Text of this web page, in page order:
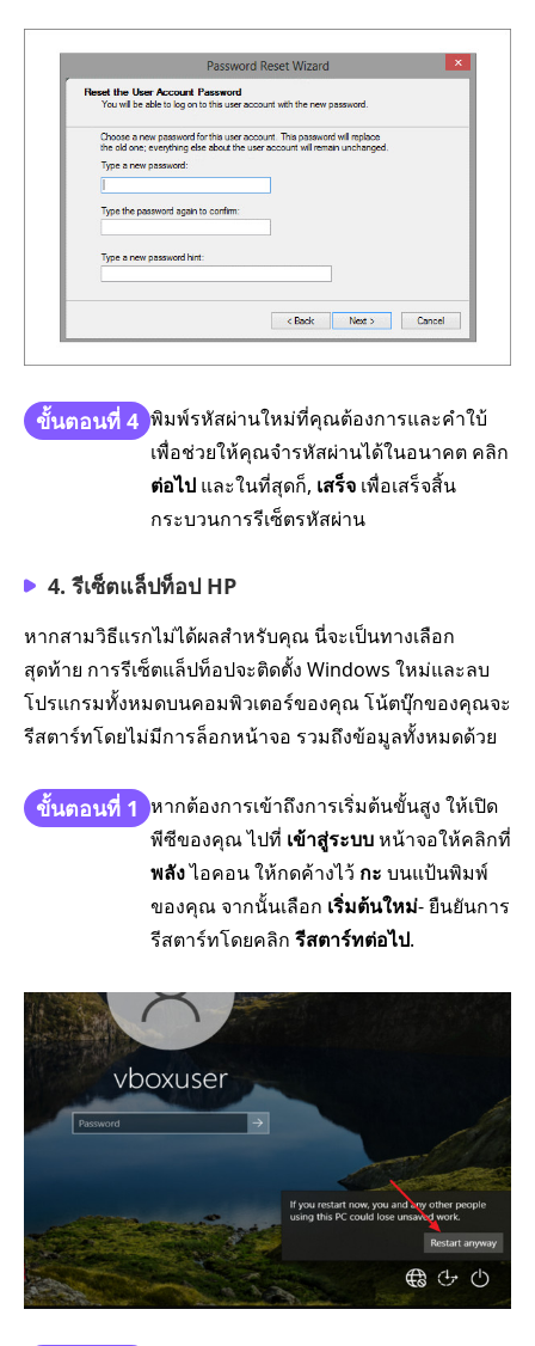
ขั้นตอนที่ 4 พิมพ์รหัสผ่านใหม่ที่คุณต้องการและคำใบ้
เพื่อช่วยให้คุณจำรหัสผ่านได้ในอนาคต คลิก
ต่อไป และในที่สุดก็, เสร็จ เพื่อเสร็จสิ้น
กระบวนการรีเซ็ตรหัสผ่าน
4. รีเซ็ตแล็ปท็อป HP
หากสามวิธีแรกไม่ได้ผลสำหรับคุณ นี่จะเป็นทางเลือก
สุดท้าย การรีเซ็ตแล็ปท็อปจะติดตั้ง Windows ใหม่และลบ
โปรแกรมทั้งหมดบนคอมพิวเตอร์ของคุณ โน้ตบุ๊กของคุณจะ
รีสตาร์ทโดยไม่มีการล็อกหน้าจอ รวมถึงข้อมูลทั้งหมดด้วย
ขั้นตอนที่ 1 หากต้องการเข้าถึงการเริ่มต้นขั้นสูง ให้เปิด
พีซีของคุณ ไปที่ เข้าสู่ระบบหน้าจอให้คลิกที่
พลังไอคอน ให้กดค้างไว้ กะ บนแป้นพิมพ์
ของคุณ จากนั้นเลือก เริ่มต้นใหม่- ยืนยันการ
รีสตาร์ทโดยคลิก รีสตาร์ทต่อไป.